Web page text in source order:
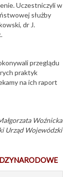
Uczestniczyli w
służby
dr J.
przeglądu
praktyk
na ich raport
Woźnicka
Urząd Wojewódzki